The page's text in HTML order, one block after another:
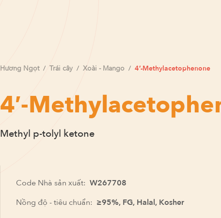
Hương Ngọt / Trái cây / Xoài - Mango / 4′-Methylacetophenone
4′-
Methyl p-tolyl ketone
Code Nhà sản xuất: W267708
Nồng độ - tiêu chuẩn: ≥95%, FG, Halal, Kosher